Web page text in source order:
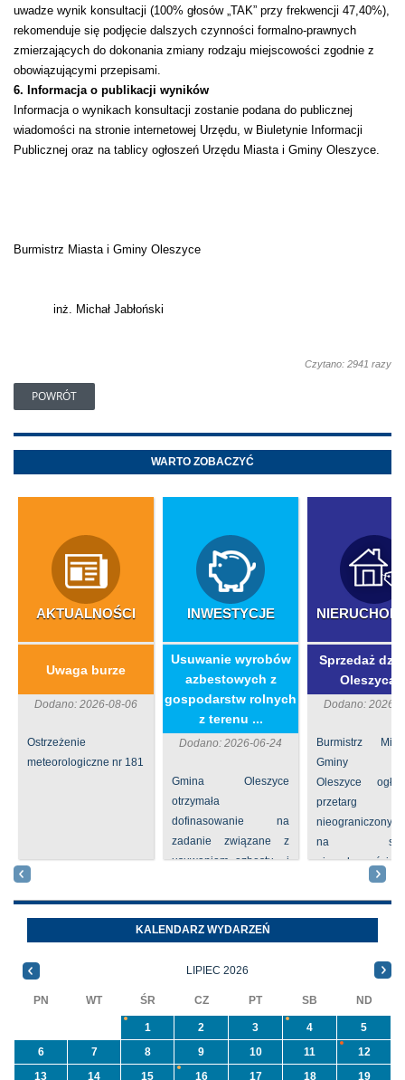
uwadze wynik konsultacji (100% głosów „TAK” przy frekwencji 47,40%),
rekomenduje się podjęcie dalszych czynności formalno‑prawnych
zmierzających do dokonania zmiany rodzaju miejscowości zgodnie z
obowiązującymi przepisami.
6. Informacja o publikacji wyników
Informacja o wynikach konsultacji zostanie podana do publicznej
wiadomości na stronie internetowej Urzędu, w Biuletynie Informacji
Publicznej oraz na tablicy ogłoszeń Urzędu Miasta i Gminy Oleszyce.
Burmistrz Miasta i Gminy Oleszyce
inż. Michał Jabłoński
Czytano: 2941 razy
POWRÓT
WARTO ZOBACZYĆ
AKTUALNOŚCI
Uwaga burze
Dodano: 2026-08-06
Ostrzeżenie
meteorologiczne nr 181
INWESTYCJE
​Usuwanie wyrobów
azbestowych z
gospodarstw rolnych
z terenu ...
Dodano: 2026-06-24
Gmina Oleszyce
otrzymała
dofinasowanie na
zadanie związane z
usuwaniem azbestu i
azbest w ramach
programu
priorytetowego
Sprzedaż
Dodano: 2026-
Burmistrz
Gminy
Oleszyce
przetarg
nieograniczony
na
nieruchomości nr
Oleszycach
Orzeszkowej.
informacji ...
KALENDARZ WYDARZEŃ
LIPIEC 2026
PN WT ŚR CZ PT SB ND
1 2 3 4
5
6
7 8 9 10 11
12
13
14 15 16 17 18 19